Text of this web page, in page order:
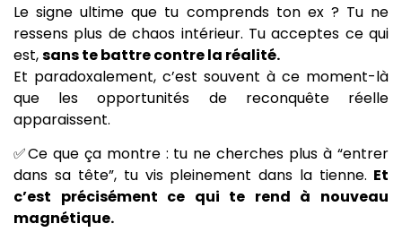
Le signe ultime que tu comprends ton ex ? Tu ne
ressens plus de chaos intérieur. Tu acceptes ce qui
est,sans te battre contre la réalité.
Et paradoxalement, c’est souvent à ce moment-là
que les opportunités de reconquête réelle
apparaissent.
✅Ce que ça montre : tu ne cherches plus à “entrer
dans sa tête”, tu vis pleinement dans la tienne. Et
c’est précisément ce qui te rend à nouveau
magnétique.